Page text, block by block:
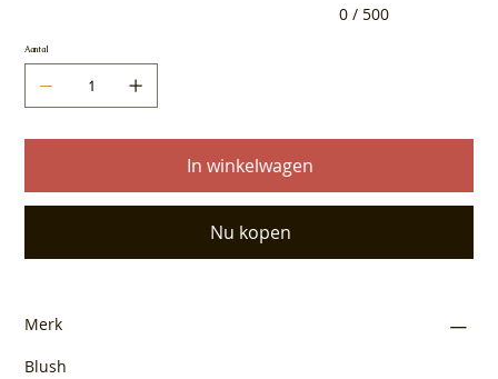
0 / 500
Aantal
In winkelwagen
Nu kopen
Merk
Blush